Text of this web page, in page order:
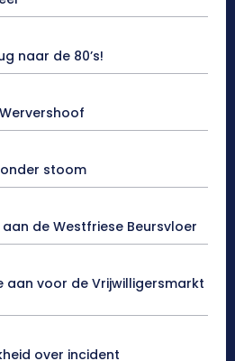
naar de 80’s!
stoom
de Westfriese Beursvloer
aan voor de Vrijwilligersmarkt
over incident